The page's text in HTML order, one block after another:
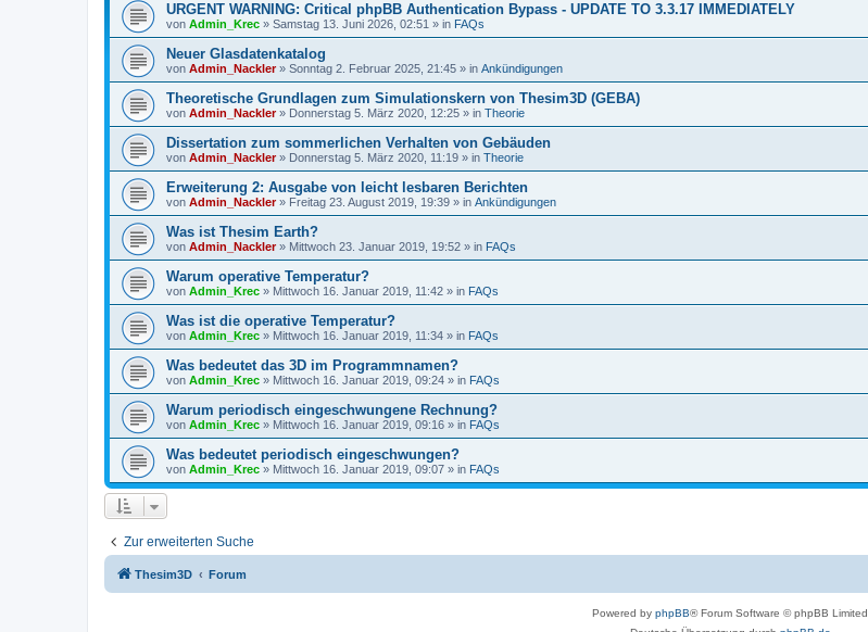
URGENT WARNING: Critical phpBB Authentication Bypass - UPDATE TO 3.3.17 IMMEDIATELY
von Admin_Krec » Samstag 13. Juni 2026, 02:51 » in FAQs
Neuer Glasdatenkatalog
von Admin_Nackler» Sonntag 2. Februar 2025, 21:45 » in Ankündigungen
Theoretische Grundlagen zum Simulationskern von Thesim3D (GEBA)
von Admin_Nackler» Donnerstag 5. März 2020, 12:25 » in Theorie
Dissertation zum sommerlichen Verhalten von Gebäuden
von Admin_Nackler» Donnerstag 5. März 2020, 11:19 » in Theorie
Erweiterung 2: Ausgabe von leicht lesbaren Berichten
von Admin_Nackler» Freitag 23. August 2019, 19:39 » in Ankündigungen
Was ist Thesim Earth?
von Admin_Nackler» Mittwoch 23. Januar 2019, 19:52 » in FAQs
Warum operative Temperatur?
von Admin_Krec » Mittwoch 16. Januar 2019, 11:42 » in FAQs
Was ist die operative Temperatur?
von Admin_Krec » Mittwoch 16. Januar 2019, 11:34 » in FAQs
Was bedeutet das 3D im Programmnamen?
von Admin_Krec » Mittwoch 16. Januar 2019, 09:24 » in FAQs
Warum periodisch eingeschwungene Rechnung?
von Admin_Krec » Mittwoch 16. Januar 2019, 09:16 » in FAQs
Was bedeutet periodisch eingeschwungen?
von Admin_Krec » Mittwoch 16. Januar 2019, 09:07 » in FAQs
Zur erweiterten Suche
Thesim3D Forum
Powered by phpBB® Forum Software © phpBB Limited